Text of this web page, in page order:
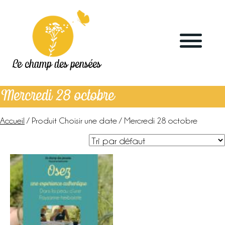
Le champ des pensées
Mercredi 28 octobre
Accueil / Produit Choisir une date / Mercredi 28 octobre
Le blog
La ferme
Marchés & points de vente
L’herboristerie
La distillerie